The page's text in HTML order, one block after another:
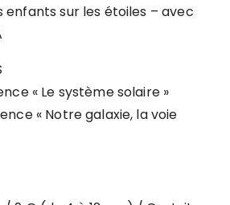
sur les étoiles – avec
« Le système solaire »
« Notre galaxie, la voie